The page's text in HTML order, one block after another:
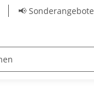
📢 Sonderangebote